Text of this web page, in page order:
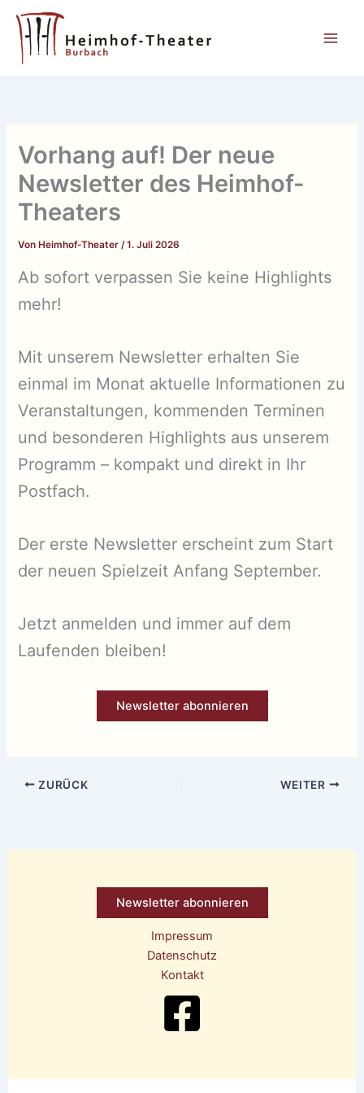
Inhalt
springen
Vorhang auf! Der neue
Newsletter des Heimhof-
Theaters
Von Heimhof-Theater/1. Juli 2026
Ab sofort verpassen Sie keine Highlights
mehr!
Mit unserem Newsletter erhalten Sie
einmal im Monat aktuelle Informationen zu
Veranstaltungen, kommenden Terminen
und besonderen Highlights aus unserem
Programm – kompakt und direkt in Ihr
Postfach.
Der erste Newsletter erscheint zum Start
der neuen Spielzeit Anfang September.
Jetzt anmelden und immer auf dem
Laufenden bleiben!
Newsletter abonnieren
ZURÜCK WEITER
Newsletter abonnieren
Impressum
Datenschutz
Kontakt